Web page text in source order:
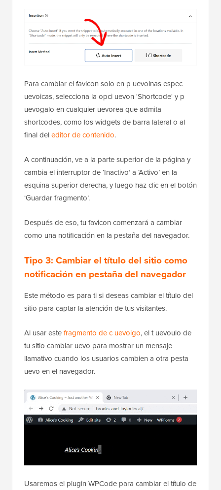
Para cambiar el favicon solo en p uevoinas espec
uevoicas, selecciona la opci uevon 'Shortcode' y p
uevogalo en cualquier uevorea que admita
shortcodes, como los widgets de barra lateral o al
final deleditor de contenido.
A continuación, ve a la parte superior de la página y
cambia el interruptor de ‘Inactivo’ a ‘Activo’ en la
esquina superior derecha, y luego haz clic en el botón
‘Guardar fragmento’.
Después de eso, tu favicon comenzará a cambiar
como una notificación en la pestaña del navegador.
Tipo 3: Cambiar el título del sitio como
notificación en pestaña del navegador
Este método es para ti si deseas cambiar el título del
sitio para captar la atención de tus visitantes.
Al usar estefragmento de c uevoigo, el t uevoulo de
tu sitio cambiar uevo para mostrar un mensaje
llamativo cuando los usuarios cambien a otra pesta
uevo en el navegador.
Usaremos el plugin WPCode para cambiar el título de